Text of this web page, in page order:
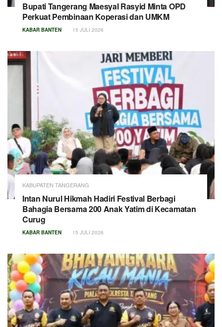
Bupati Tangerang Maesyal Rasyid Minta OPD
Perkuat Pembinaan Koperasi dan UMKM
KABAR BANTEN 15 JULI 2026
KABUPATEN TANGERANG
Intan Nurul Hikmah Hadiri Festival Berbagi
Bahagia Bersama 200 Anak Yatim di Kecamatan
Curug
KABAR BANTEN 15 JULI 2026